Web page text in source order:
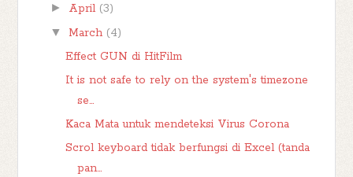
► April (3)
▼ March (4)
Effect GUN di HitFilm
It is not safe to rely on the system's timezone
se...
Kaca Mata untuk mendeteksi Virus Corona
Scrol keyboard tidak berfungsi di Excel (tanda
pan...